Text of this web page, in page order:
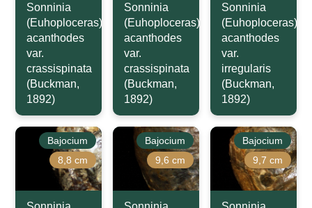
Sonninia
(Euhoploceras)
acanthodes
var.
crassispinata
(Buckman,
1892)
Sonninia
(Euhoploceras)
acanthodes
var.
crassispinata
(Buckman,
1892)
Sonninia
(Euhoploceras)
acanthodes
var.
irregularis
(Buckman,
1892)
Bajocium
8,8 cm
Bajocium
9,6 cm
Bajocium
9,7 cm